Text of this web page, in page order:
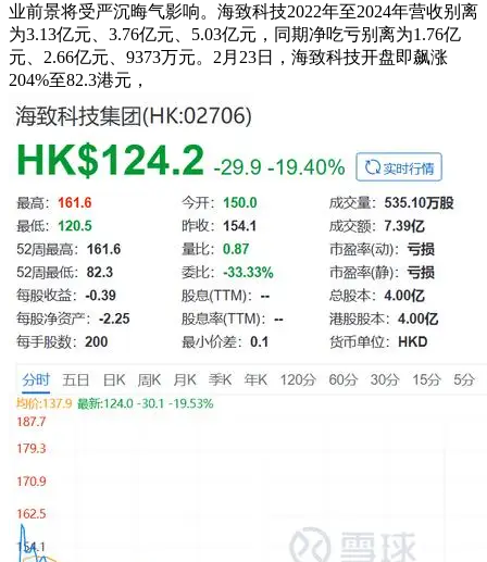
业前景将受严沉晦气影响。海致科技2022年至2024年营收别离
为3.13亿元、3.76亿元、5.03亿元，同期净吃亏别离为1.76亿
元、2.66亿元、9373万元。2月23日，海致科技开盘即飙涨
204%至82.3港元，